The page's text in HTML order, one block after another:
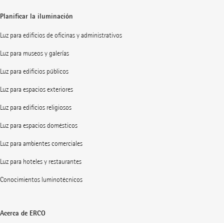
Planificar la iluminación
Luz para edificios de oficinas y administrativos
Luz para museos y galerías
Luz para edificios públicos
Luz para espacios exteriores
Luz para edificios religiosos
Luz para espacios domésticos
Luz para ambientes comerciales
Luz para hoteles y restaurantes
Conocimientos luminotécnicos
Acerca de ERCO